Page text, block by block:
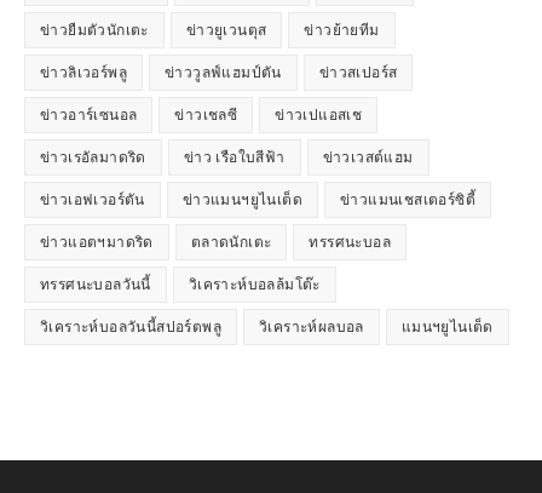
ข่าวยืมตัวนักเตะ ข่าวยูเวนตุส ข่าวย้ายทีม
ข่าวลิเวอร์พลู ข่าววูลฟ์แฮมป์ตัน ข่าวสเปอร์ส
ข่าวอาร์เซนอล ข่าวเชลซี ข่าวเปแอสเช
ข่าวเรอัลมาดริด ข่าว เรือใบสีฟ้า ข่าวเวสต์แฮม
ข่าวเอฟเวอร์ตัน ข่าวแมนฯยูไนเต็ด ข่าวแมนเชสเตอร์ซิตี้
ข่าวแอตฯมาดริด ตลาดนักเตะ ทรรศนะบอล
ทรรศนะบอลวันนี้ วิเคราะห์บอลล้มโต๊ะ
วิเคราะห์บอลวันนี้สปอร์ตพลู วิเคราะห์ผลบอล แมนฯยูไนเต็ด